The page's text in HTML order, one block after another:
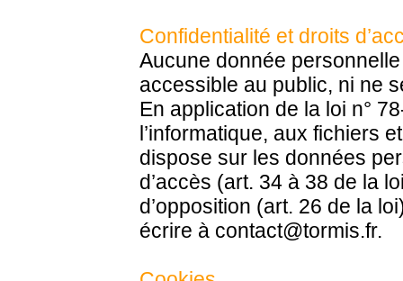
Confidentialité et droits
Aucune donnée
accessible au public, ni ne
En application de la loi n°
l’informatique, aux fichiers
dispose sur les données
d’accès (art. 34 à 38 de la
d’opposition (art. 26 de la
écrire à contact@tormis.fr.